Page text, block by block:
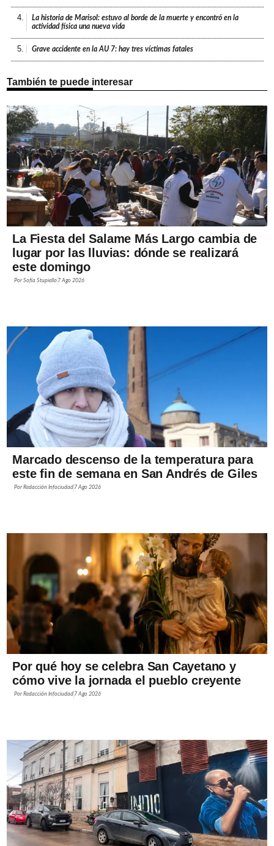
4.
La historia de Marisol: estuvo al borde de la muerte y encontró en la
actividad física una nueva vida
5. Grave accidente en la AU 7: hay tres víctimas fatales
También te puede interesar
La Fiesta del Salame Más Largo cambia de
lugar por las lluvias: dónde se realizará
este domingo
PorSofía Stupiello 7 Ago 2026
Marcado descenso de la temperatura para
este fin de semana en San Andrés de Giles
PorRedacción Infociudad 7 Ago 2026
Por qué hoy se celebra San Cayetano y
cómo vive la jornada el pueblo creyente
PorRedacción Infociudad 7 Ago 2026